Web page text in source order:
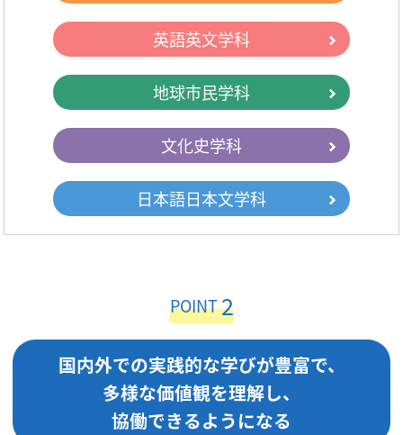
英語英文学科
地球市民学科
文化史学科
日本語日本文学科
POINT2
国内外での実践的な学びが豊富で、
多様な価値観を理解し、
協働できるようになる